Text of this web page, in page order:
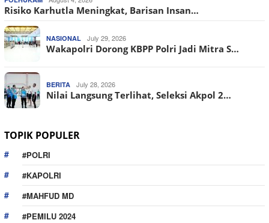
Risiko Karhutla Meningkat, Barisan Insan…
NASIONAL July 29, 2026
Wakapolri Dorong KBPP Polri Jadi Mitra S…
BERITA July 28, 2026
Nilai Langsung Terlihat, Seleksi Akpol 2…
TOPIK POPULER
#POLRI
#KAPOLRI
#MAHFUD MD
#PEMILU 2024